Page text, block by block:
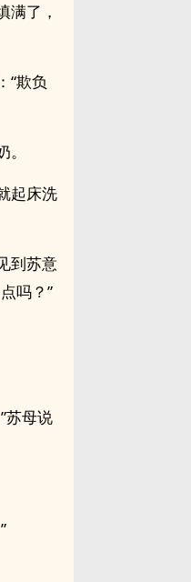
满了，
“欺负
起床洗
到苏意
吗？”
苏母说